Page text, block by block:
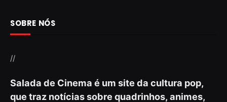
SOBRE NÓS
//
Salada de Cinema é um site da cultura pop,
que traz notícias sobre quadrinhos, animes,